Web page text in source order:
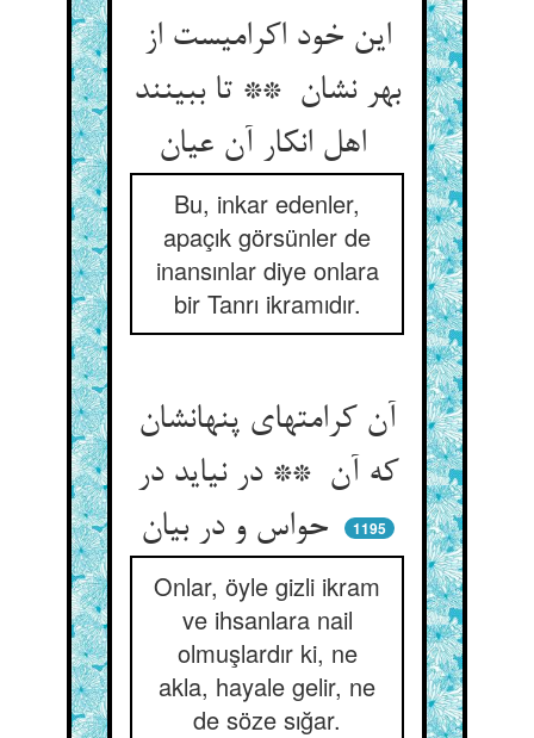
این خود اکرامیست از
بهر نشان ** تا ببینند
Bu, inkar edenler,
apaçık görsünler de
inansınlar diye onlara
bir Tanrı ikramıdır.
آن کرامتهای پنهانشان
که آن ** در نیاید در
حواس و در بیان
1195
Onlar, öyle gizli ikram
ve ihsanlara nail
olmuşlardır ki, ne
akla, hayale gelir, ne
de söze sığar.